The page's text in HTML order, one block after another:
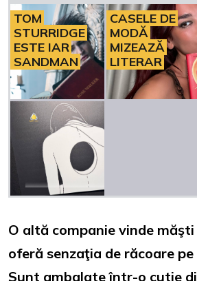
TOM
STURRIDGE
ESTE IAR
SANDMAN
CASELE DE
MODĂ
MIZEAZĂ
LITERAR
O altă companie vinde
oferă senzaţia de răcoare
Sunt ambalate într-o cutie